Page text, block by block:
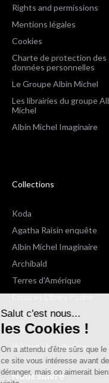
Salut c'est nous...
les Cookies !
On a attendu d'être sûrs
ce site vous intéresse avant
déranger, mais on aimerait
Rights and permissions
Mentions légales
Cookies
Charte de protection des
données personnelles
Le Groupe Albin Michel
Les librairies du groupe
Michel
Albin Michel Imaginaire
Collections
Koda
Agatha Raisin enquête
Albin Michel Imaginaire
Archibald
Terres d'Amérique
Espaces Libres Poche
NOX
Wiz
Voir toutes les collections
Nous suivre